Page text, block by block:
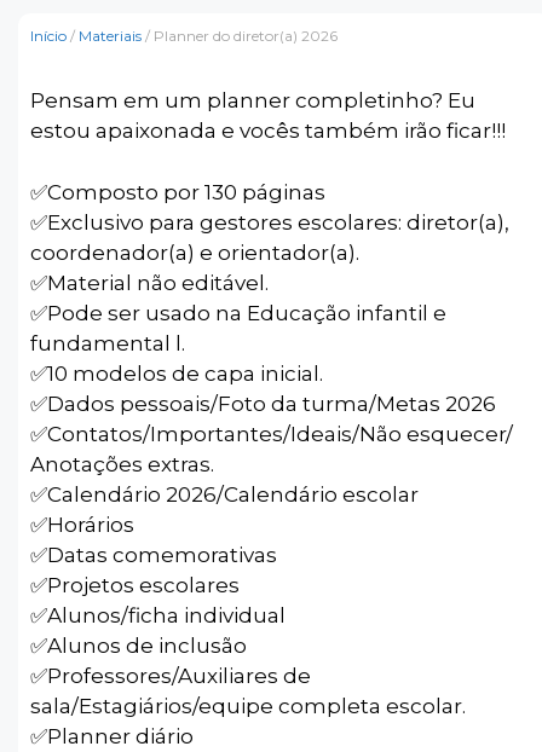
Início / Materiais / Planner do diretor(a) 2026
Pensam em um planner completinho? Eu
estou apaixonada e vocês também irão ficar!!!
✅️Composto por 130 páginas
✅️Exclusivo para gestores escolares: diretor(a),
coordenador(a) e orientador(a).
✅️Material não editável.
✅️Pode ser usado na Educação infantil e
fundamental l.
✅️10 modelos de capa inicial.
✅️Dados pessoais/Foto da turma/Metas 2026
✅️Contatos/Importantes/Ideais/Não esquecer/
Anotações extras.
✅️Calendário 2026/Calendário escolar
✅️Horários
✅️Datas comemorativas
✅️Projetos escolares
✅️Alunos/ficha individual
✅️Alunos de inclusão
✅️Professores/Auxiliares de
sala/Estagiários/equipe completa escolar.
✅️Planner diário